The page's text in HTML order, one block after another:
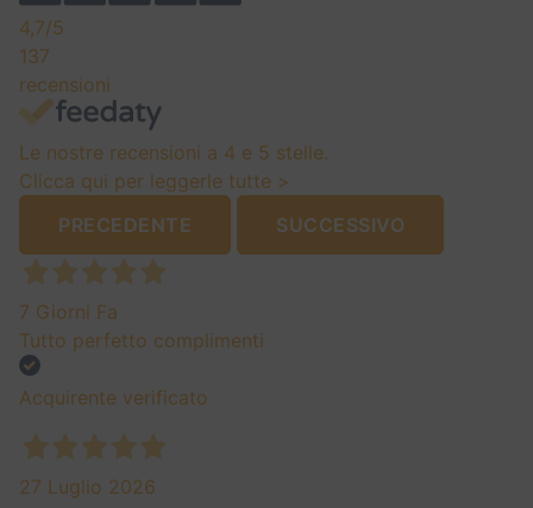
4,7/5
137
recensioni
Le nostre recensioni a 4 e 5 stelle.
Clicca qui per leggerle tutte >
PRECEDENTE
SUCCESSIVO
7 Giorni Fa
Tutto perfetto complimenti
Acquirente verificato
27 Luglio 2026